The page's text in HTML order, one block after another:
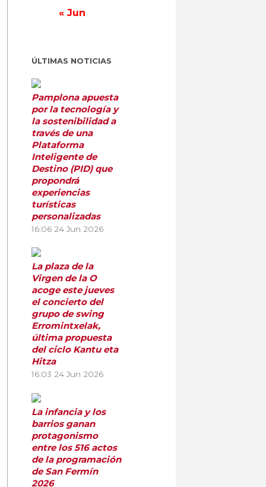
« Jun
ÚLTIMAS NOTICIAS
Pamplona apuesta
por la tecnología y
la sostenibilidad a
través de una
Plataforma
Inteligente de
Destino (PID) que
propondrá
experiencias
turísticas
personalizadas
16:06 24 Jun 2026
La plaza de la
Virgen de la O
acoge este jueves
el concierto del
grupo de swing
Erromintxelak,
última propuesta
del ciclo Kantu eta
Hitza
16:03 24 Jun 2026
La infancia y los
barrios ganan
protagonismo
entre los 516 actos
de la programación
de San Fermín
2026